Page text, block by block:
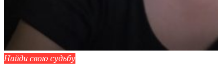
Найди свою судьбу